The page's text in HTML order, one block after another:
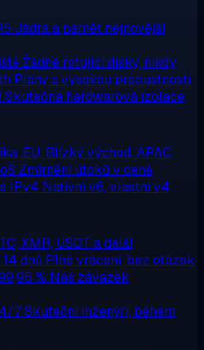
Jádra a paměť nejnovější
Žádné rotující disky, nikdy
Plány s vysokou propustností
Skutečná hardwarová izolace
EU, Blízký východ, APAC
Zmírnění útoků v ceně
IPv4 Nativní v6, vlastní v4
XMR, USDT a další
dnů Plné vrácení, bez otázek
% Náš závazek
7Skuteční inženýři, během